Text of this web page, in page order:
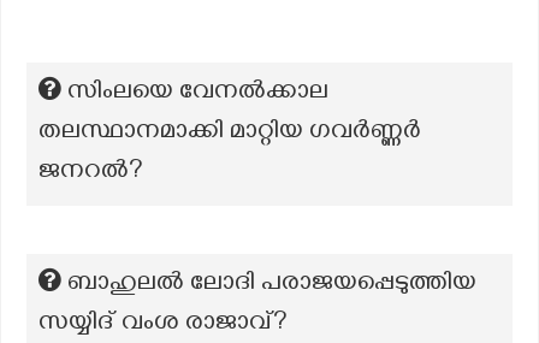
സിംലയെ വേനൽക്കാല
തലസ്ഥാനമാക്കി മാറ്റിയ ഗവർണ്ണർ
ജനറൽ?
ബാഹുലൽ ലോദി പരാജയപ്പെടുത്തിയ
സയ്യിദ് വംശ രാജാവ്?